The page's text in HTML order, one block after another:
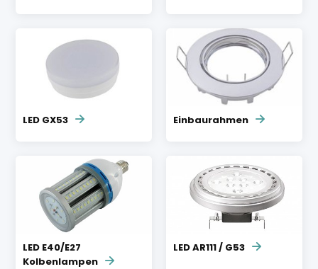
LED GX53 Einbaurahmen
LED E40/E27
Kolbenlampen
LED AR111 / G53